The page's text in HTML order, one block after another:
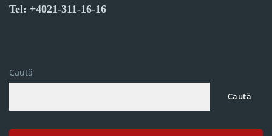
Tel: +4021-311-16-16
Caută
Caută